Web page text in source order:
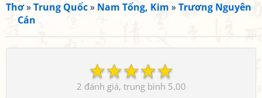
Thơ»Trung Quốc» Nam Tống, Kim »Trương Nguyên
Cán
☆
☆
☆
☆
☆
2 5.00